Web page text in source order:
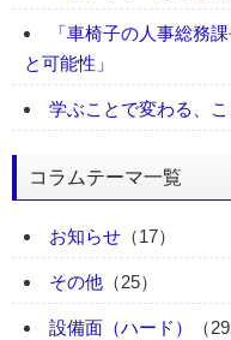
「車椅子の人事総務
と可能性」
学ぶことで変わる、
コラムテーマ一覧
お知らせ （17）
その他 （25）
設備面（ハード） （